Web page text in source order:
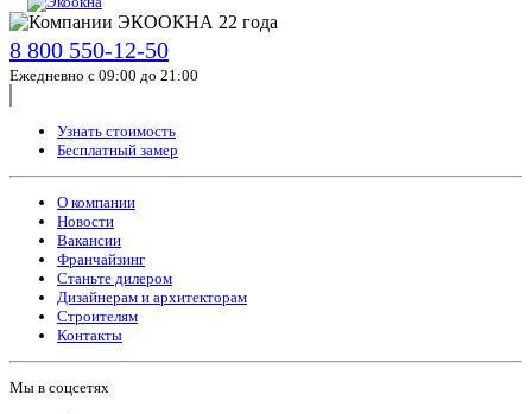
8 800 550-12-50
Ежедневно с 09:00 до 21:00
Узнать стоимость
Бесплатный замер
О компании
Новости
Вакансии
Франчайзинг
Станьте дилером
Дизайнерам и архитекторам
Строителям
Контакты
Мы в соцсетях